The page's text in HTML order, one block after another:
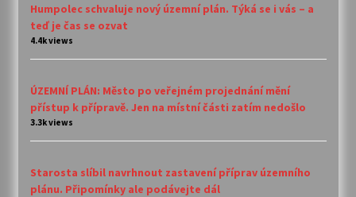
Humpolec schvaluje nový územní plán. Týká se i vás – a
teď je čas se ozvat
4.4k views
ÚZEMNÍ PLÁN: Město po veřejném projednání mění
přístup k přípravě. Jen na místní části zatím nedošlo
3.3k views
Starosta slíbil navrhnout zastavení příprav územního
plánu. Připomínky ale podávejte dál